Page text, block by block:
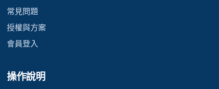
常見問題
授權與方案
會員登入
操作說明